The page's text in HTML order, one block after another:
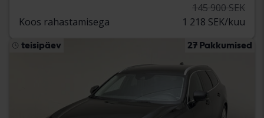
145 900 SEK
Koos rahastamisega
1 218 SEK/kuu
teisipäev 27 Pakkumised